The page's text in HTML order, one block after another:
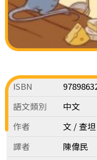
ISBN
語文類別
中文
作者
文 / 查
譯者
陳偉民